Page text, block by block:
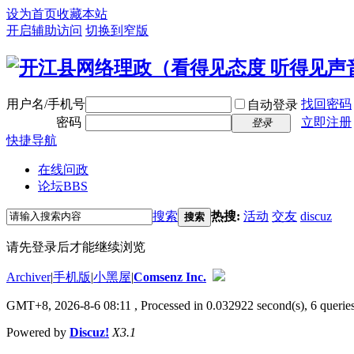
设为首页收藏本站
开启辅助访问 切换到窄版
用户名/手机号 自动登录 找回密码
密码
登录
立即注册
快捷导航
在线问政
论坛BBS
搜索 搜索 热搜: 活动 交友 discuz
请先登录后才能继续浏览
Archiver|手机版|小黑屋|Comsenz Inc.
GMT+8, 2026-8-6 08:11 , Processed in 0.032922 second(s), 6
Powered by Discuz! X3.1